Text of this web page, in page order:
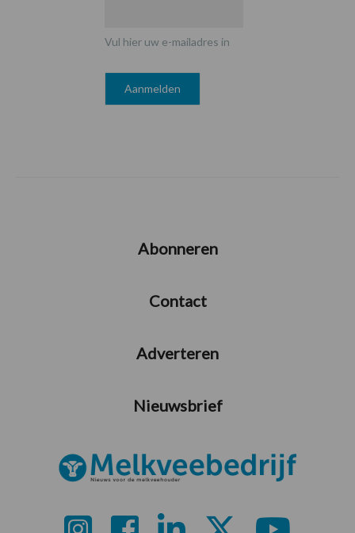
Vul hier uw e-mailadres in
Abonneren
Contact
Adverteren
Nieuwsbrief